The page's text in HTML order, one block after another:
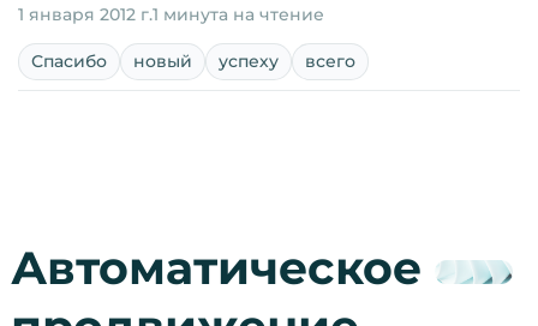
1 января 2012 г.1 минута на чтение
Спасибо новый успеху всего
Автоматическое